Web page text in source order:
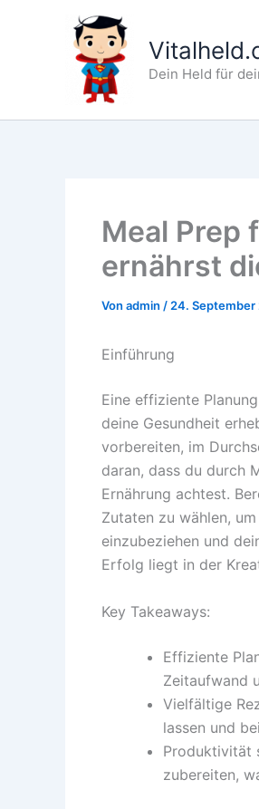
Dein Held für
Meal Prep
ernährst
Von admin / 24. September
Einführung
Eine effiziente
deine Gesundheit
vorbereiten, im
daran, dass du durch
Ernährung achtest.
Zutaten zu wählen,
einzubeziehen und
Erfolg liegt in der
Key Takeaways:
Effiziente
Zeitaufwand
Vielfältige
lassen und
Produktivität
zubereiten,